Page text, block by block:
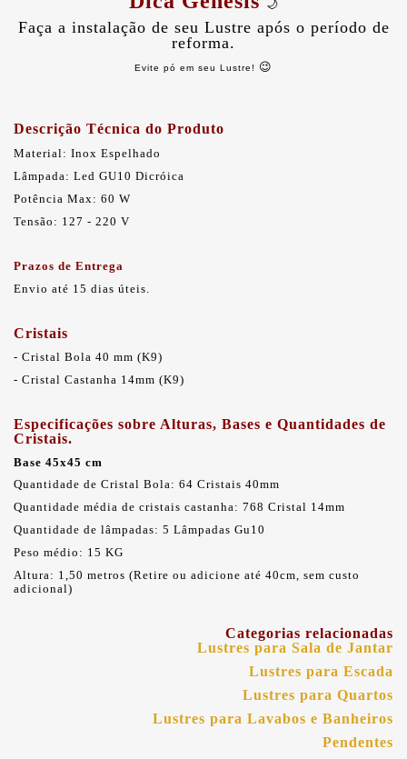
🌙
Faça a instalação de seu Lustre após o período de
reforma.
Evite pó em seu Lustre! 😉
Descrição Técnica do Produto
Material: Inox Espelhado
Lâmpada: Led GU10 Dicróica
Potência Max: 60 W
Tensão: 127 - 220 V
Prazos de Entrega
Envio até 15 dias úteis.
Cristais
- Cristal Bola 40 mm (K9)
- Cristal Castanha 14mm (K9)
Especificações sobre Alturas, Bases e Quantidades de
Cristais.
Base 45x45 cm
Quantidade de Cristal Bola: 64 Cristais 40mm
Quantidade média de cristais castanha: 768 Cristal 14mm
Quantidade de lâmpadas: 5 Lâmpadas Gu10
Peso médio: 15 KG
Altura: 1,50 metros (Retire ou adicione até 40cm, sem custo
adicional)
Categorias relacionadas
Lustres para Sala de Jantar
Lustres para Escada
Lustres para Quartos
Lustres para Lavabos e Banheiros
Pendentes